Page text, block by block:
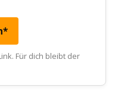
Für dich bleibt der